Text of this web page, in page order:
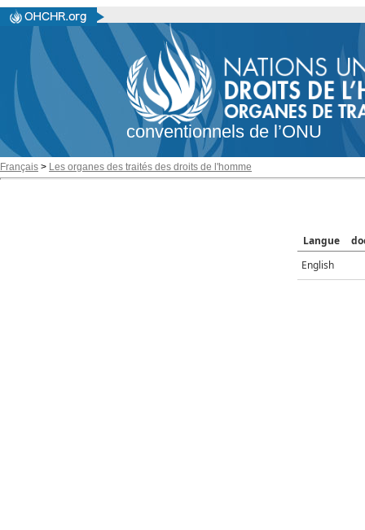
conventionnels de l’ONU
Français > Les organes des traités des droits de l'homme
Langue
English